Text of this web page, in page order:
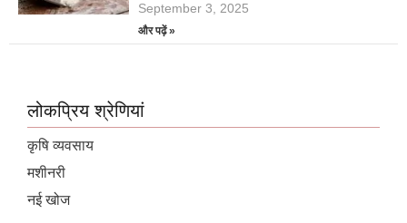
September 3, 2025
और पढ़ें »
लोकप्रिय श्रेणियां
कृषि व्यवसाय
मशीनरी
नई खोज